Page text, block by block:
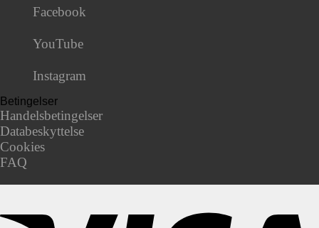
Facebook
YouTube
Instagram
Betingelser
Handelsbetingelser
Databeskyttelse
Cookies
FAQ